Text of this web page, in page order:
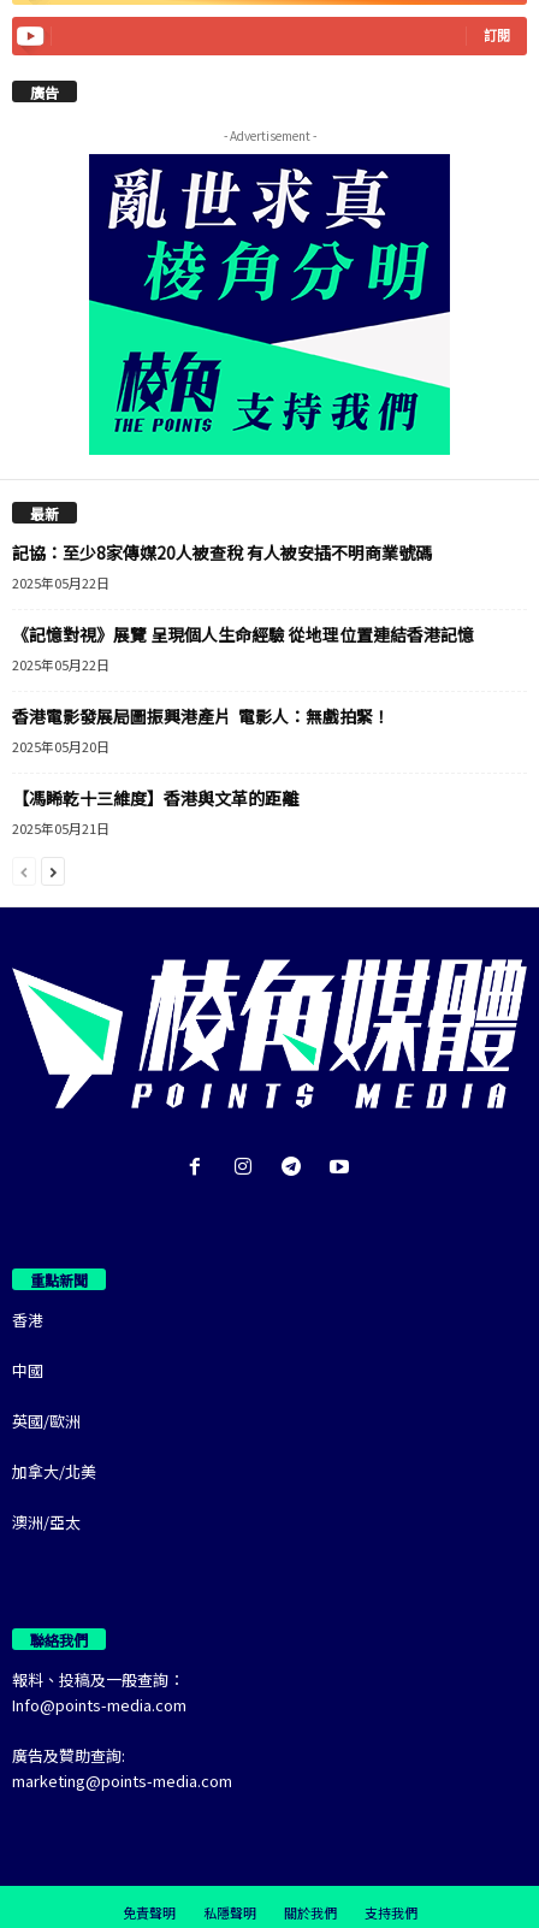
訂閱
廣告
- Advertisement -
最新
記協：至少8家傳媒20人被查稅 有人被安插不明商業號碼
2025年05月22日
《記憶對視》展覽 呈現個人生命經驗 從地理位置連結香港記憶
2025年05月22日
香港電影發展局圖振興港產片 電影人：無戲拍緊！
2025年05月20日
【馮睎乾十三維度】香港與文革的距離
2025年05月21日
重點新聞
香港
中國
英國/歐洲
加拿大/北美
澳洲/亞太
聯絡我們
報料、投稿及一般查詢：
Info@points-media.com
廣告及贊助查詢:
marketing@points-media.com
免責聲明 私隱聲明 關於我們 支持我們